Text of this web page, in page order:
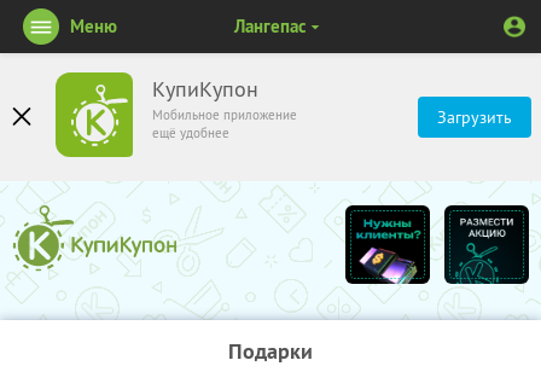
КупиКупон
Мобильное приложение
ещё удобнее
Загрузить
Меню Лангепас
Подарки